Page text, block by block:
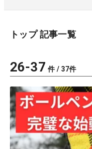
トップ記事一覧
26-37 件 / 37件